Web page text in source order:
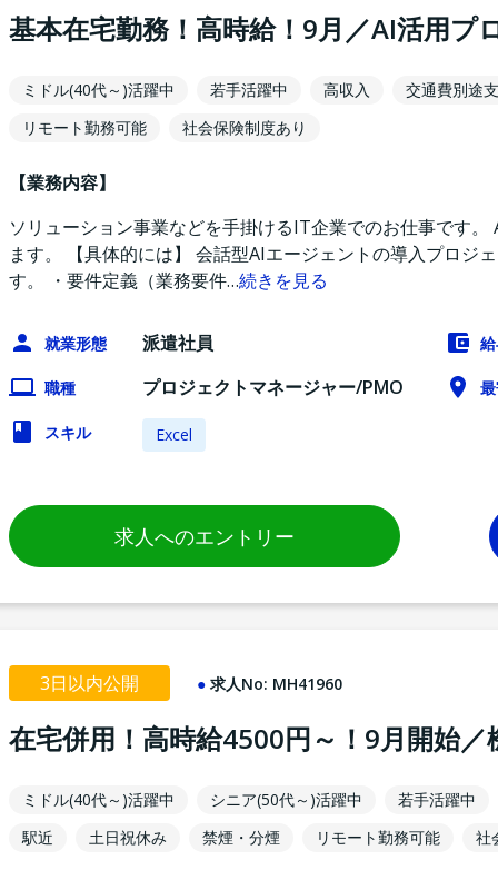
基本在宅勤務！高時給！9月／AI活用プ
ミドル(40代～)活躍中 若手活躍中 高収入
交通費別途
リモート勤務可能
社会保険制度あり
【業務内容】
ソリューション事業などを手掛けるIT企業でのお仕事です
ます。 【具体的には】 会話型AIエージェントの導入プロジ
す。 ・要件定義（業務要件…続きを見る
就業形態 派遣社員
職種 プロジェクトマネージャー/PMO
スキル Excel
求人へのエントリー
3日以内公開 求人No: MH41960
在宅併用！高時給4500円～！9月開始／
ミドル(40代～)活躍中 シニア(50代～)活躍中
若手活躍中
駅近
土日祝休み 禁煙・分煙 リモート勤務可能 社